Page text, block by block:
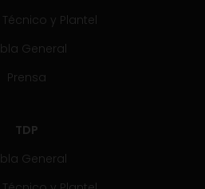
y Plantel
General
Prensa
TDP
General